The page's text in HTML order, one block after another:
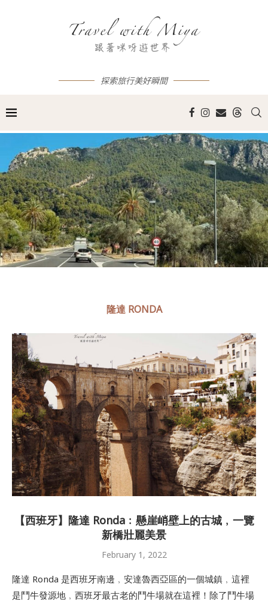
探索旅行美好瞬間
隆達 RONDA
【西班牙】隆達 Ronda﹕懸崖峭壁上的古城﹐一覽
新橋壯麗美景
February 1, 2022
隆達 Ronda 是西班牙南邊﹐安達魯西亞區的一個城鎮﹐這裡
是鬥牛發源地﹐西班牙最古老的鬥牛場就在這裡！除了鬥牛場